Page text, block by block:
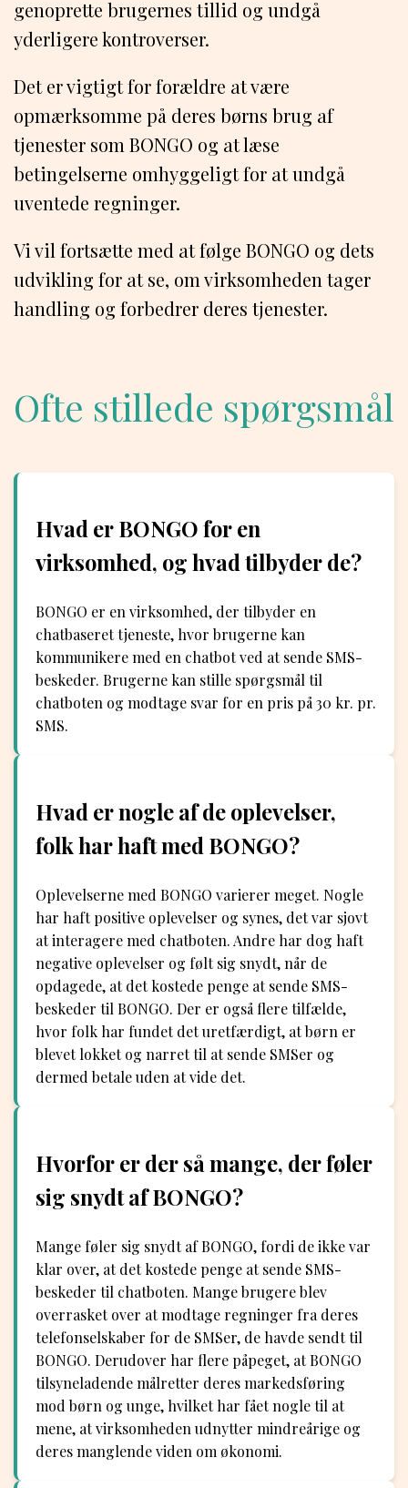
genoprette brugernes tillid og undgå
yderligere kontroverser.
Det er vigtigt for forældre at være
opmærksomme på deres børns brug af
tjenester som BONGO og at læse
betingelserne omhyggeligt for at undgå
uventede regninger.
Vi vil fortsætte med at følge BONGO og dets
udvikling for at se, om virksomheden tager
handling og forbedrer deres tjenester.
Ofte stillede spørgsmål
Hvad er BONGO for en
virksomhed, og hvad tilbyder de?
BONGO er en virksomhed, der tilbyder en
chatbaseret tjeneste, hvor brugerne kan
kommunikere med en chatbot ved at sende SMS-
beskeder. Brugerne kan stille spørgsmål til
chatboten og modtage svar for en pris på 30 kr. pr.
SMS.
Hvad er nogle af de oplevelser,
folk har haft med BONGO?
Oplevelserne med BONGO varierer meget. Nogle
har haft positive oplevelser og synes, det var sjovt
at interagere med chatboten. Andre har dog haft
negative oplevelser og følt sig snydt, når de
opdagede, at det kostede penge at sende SMS-
beskeder til BONGO. Der er også flere tilfælde,
hvor folk har fundet det uretfærdigt, at børn er
blevet lokket og narret til at sende SMSer og
dermed betale uden at vide det.
Hvorfor er der så mange, der føler
sig snydt af BONGO?
Mange føler sig snydt af BONGO, fordi de ikke var
klar over, at det kostede penge at sende SMS-
beskeder til chatboten. Mange brugere blev
overrasket over at modtage regninger fra deres
telefonselskaber for de SMSer, de havde sendt til
BONGO. Derudover har flere påpeget, at BONGO
tilsyneladende målretter deres markedsføring
mod børn og unge, hvilket har fået nogle til at
mene, at virksomheden udnytter mindreårige og
deres manglende viden om økonomi.